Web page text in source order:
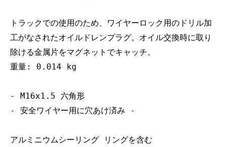
トラックでの使用のため、ワイヤーロック用のドリル加
工がなされたオイルドレンプラグ。オイル交換時に取り
除ける金属片をマグネットでキャッチ。
重量: 0.014 kg
- M16x1.5 六角形
- 安全ワイヤー用に穴あけ済み -
アルミニウムシーリング リングを含む